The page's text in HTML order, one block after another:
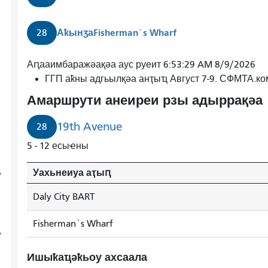
28 АҟынӡаFisherman`s Wharf
28
19-
тәи
ашьаҿа
аҟынтәи
Дали
Ситиҟа
БАРТ
ааиуеит.
28
19-
тәи
ашьаҿа
Фишерман
Аԥааимбаражәақәа аус руеит 6:53:29 AM 8/9/2026
ГГП аҟны адгьылқәа анҭыҵ Август 7-9.
Амаршрути анеиреи рзы адыррақәа
28 19th Avenue
5 - 12 есыҽны
Уахьнеиуа аҭыԥ
Daly City BART
Fisherman`s Wharf
Ишыҟаҵәҟьоу ахсаала